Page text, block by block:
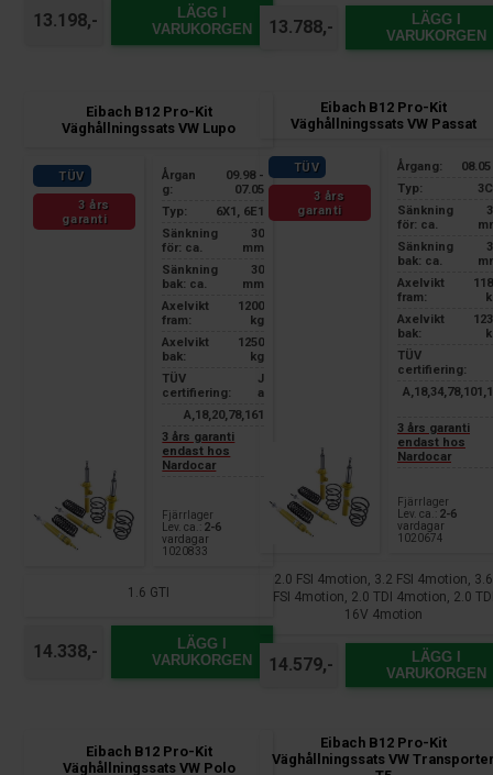
13.198,-
LÄGG I
VARUKORGEN
13.788,-
LÄGG I
VARUKORGEN
Eibach B12 Pro-Kit
Väghållningssats VW Lupo
TÜV
3 års
garanti
Årgan
g:
09.98 -
07.05
Typ:
6X1, 6E1
Sänkning
för: ca.
30
mm
Sänkning
bak: ca.
30
mm
Axelvikt
fram:
1200
kg
Axelvikt
bak:
1250
kg
TÜV
certifiering:
J
a
A,18,20,78,161
3 års garanti
endast hos
Nardocar
Fjärrlager
Lev. ca.: 2-6
vardagar
1020833
1.6 GTI
14.338,-
LÄGG I
VARUKORGEN
Eibach B12 Pro-Kit
Väghållningssats VW Passat
TÜV
3 års
garanti
Årgang:
Typ:
Sänkning
för: ca.
Sänkning
bak: ca.
Axelvikt
fram:
Axelvikt
bak:
TÜV
certifiering:
3 års garanti
endast hos
Nardocar
Fjärrlager
Lev. ca.: 2-6
vardagar
1020674
2.0 FSI 4motion, 3.2 FSI 4motion, 3.6
FSI 4motion, 2.0 TDI 4motion, 2.0
16V 4motion
14.579,-
LÄGG I
VARUKORGEN
Eibach B12 Pro-Kit
Väghållningssats VW Polo
Eibach B12 Pro-Kit
Väghållningssats VW